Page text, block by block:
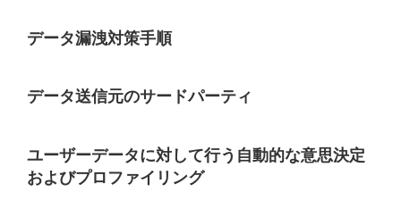
データ漏洩対策手順
データ送信元のサードパーティ
ユーザーデータに対して行う自動的な意思決定
およびプロファイリング